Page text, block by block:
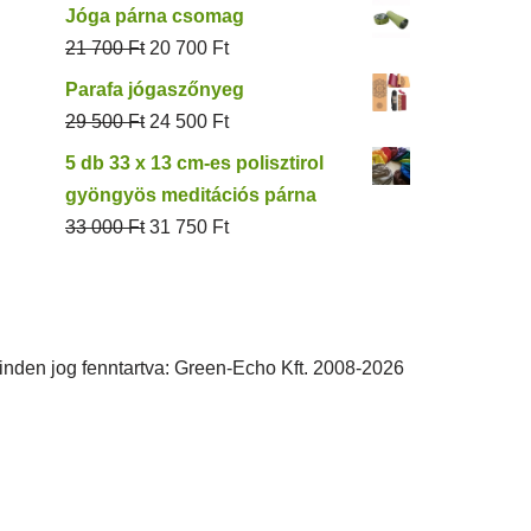
Jóga párna csomag
21 700Ft 20 700 Ft
Parafa jógaszőnyeg
29 500Ft 24 500 Ft
5 db 33 x 13 cm-es polisztirol
gyöngyös meditációs párna
33 000Ft 31 750 Ft
jog fenntartva: Green-Echo Kft. 2008-2026